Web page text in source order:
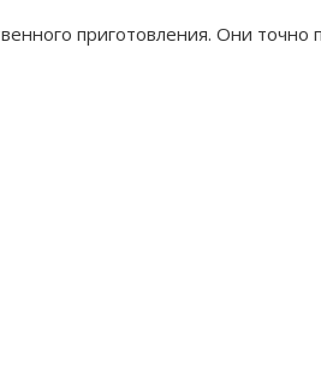
приготовления. Они